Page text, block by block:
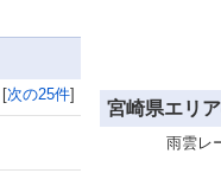
[次の25件]
宮崎県エリ
雨雲レ